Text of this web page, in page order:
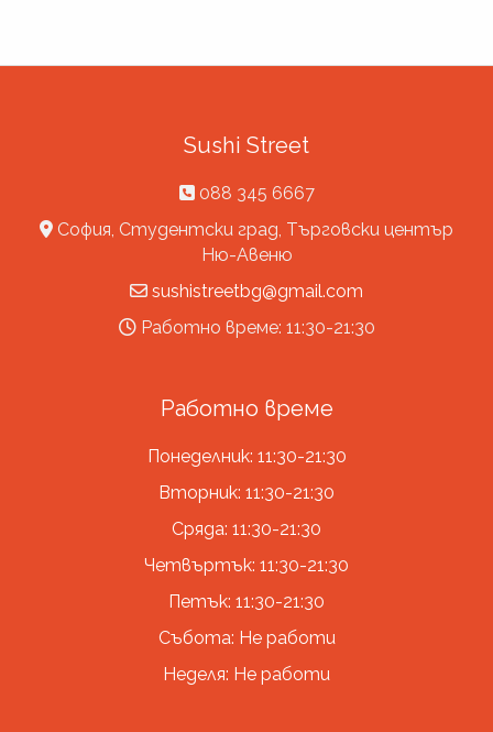
Sushi Street
088 345 6667
София, Студентски град, Търговски център
Ню-Авеню
sushistreetbg@gmail.com
Работно време: 11:30-21:30
Работно време
Понеделник: 11:30-21:30
Вторник: 11:30-21:30
Сряда: 11:30-21:30
Четвъртък: 11:30-21:30
Петък: 11:30-21:30
Събота: Не работи
Неделя: Не работи